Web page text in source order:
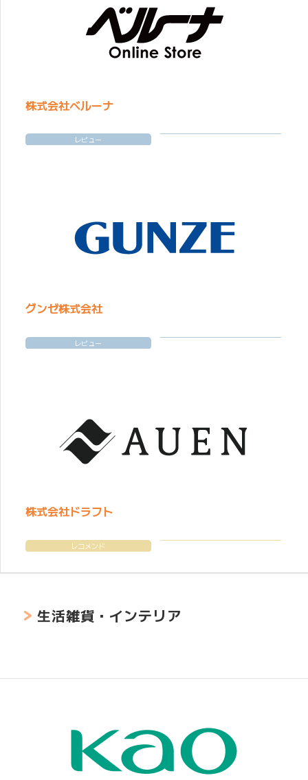
株式会社ベルーナ
レビュー
グンゼ株式会社
レビュー
株式会社ドラフト
レコメンド
生活雑貨・インテリア